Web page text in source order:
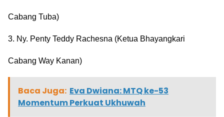
Cabang Tuba)
3. Ny. Penty Teddy Rachesna (Ketua Bhayangkari
Cabang Way Kanan)
Baca Juga: Eva Dwiana: MTQ ke-53
Momentum Perkuat Ukhuwah